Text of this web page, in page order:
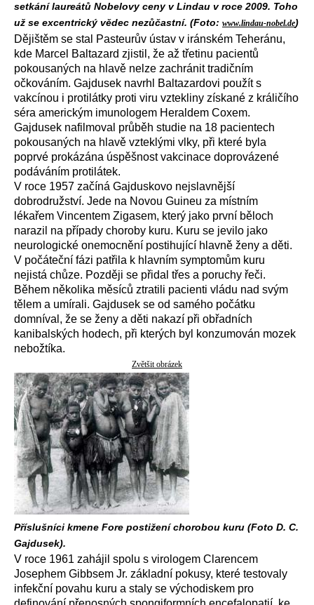
setkání laureátů Nobelovy ceny v Lindau v roce 2009. Toho
už se excentrický vědec nezůčastní. (Foto: www.lindau-nobel.de)
Dějištěm se stal Pasteurův ústav v iránském Teheránu,
kde Marcel Baltazard zjistil, že až třetinu pacientů
pokousaných na hlavě nelze zachránit tradičním
očkováním. Gajdusek navrhl Baltazardovi použít s
vakcínou i protilátky proti viru vztekliny získané z králičího
séra americkým imunologem Heraldem Coxem.
Gajdusek nafilmoval průběh studie na 18 pacientech
pokousaných na hlavě vzteklými vlky, při které byla
poprvé prokázána úspěšnost vakcinace doprovázené
podáváním protilátek.
V roce 1957 začíná Gajduskovo nejslavnější
dobrodružství. Jede na Novou Guineu za místním
lékařem Vincentem Zigasem, který jako první běloch
narazil na případy choroby kuru. Kuru se jevilo jako
neurologické onemocnění postihující hlavně ženy a děti.
V počáteční fázi patřila k hlavním symptomům kuru
nejistá chůze. Později se přidal třes a poruchy řeči.
Během několika měsíců ztratili pacienti vládu nad svým
tělem a umírali. Gajdusek se od samého počátku
domníval, že se ženy a děti nakazí při obřadních
kanibalských hodech, při kterých byl konzumován mozek
nebožtíka.
Zvětšit obrázek
Příslušníci kmene Fore postižení chorobou kuru (Foto D. C.
Gajdusek).
V roce 1961 zahájil spolu s virologem Clarencem
Josephem Gibbsem Jr. základní pokusy, které testovaly
infekční povahu kuru a staly se východiskem pro